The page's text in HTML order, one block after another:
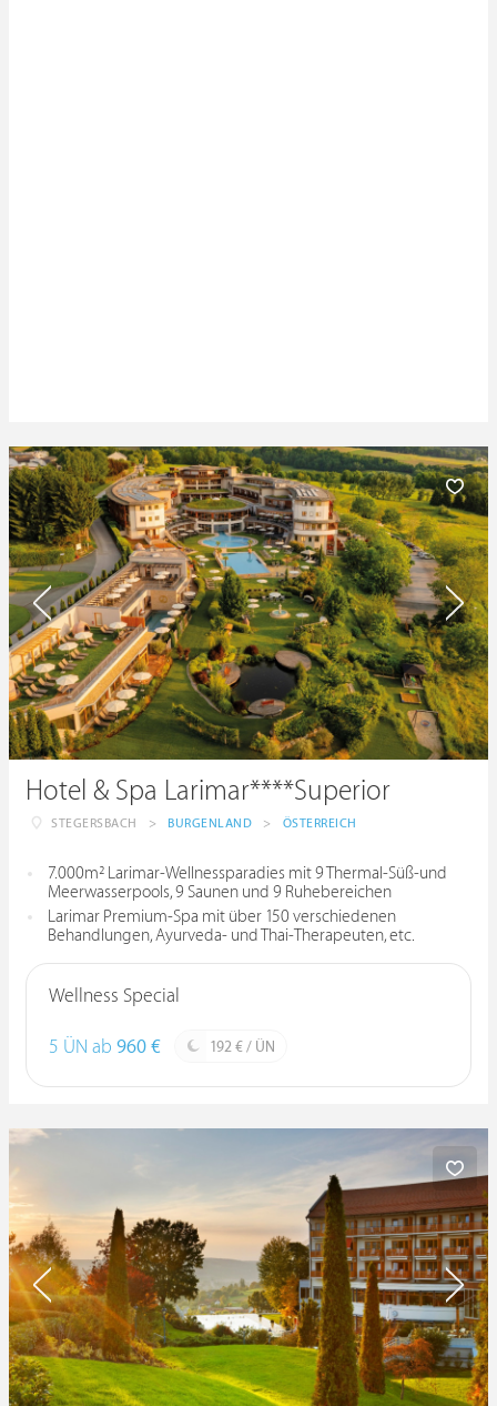
Hotel & Spa Larimar****Superior
STEGERSBACH > BURGENLAND > ÖSTERREICH
7.000m² Larimar-Wellnessparadies mit 9 Thermal-Süß-und
Meerwasserpools, 9 Saunen und 9 Ruhebereichen
Larimar Premium-Spa mit über 150 verschiedenen
Behandlungen, Ayurveda- und Thai-Therapeuten, etc.
Wellness Special
5 ÜN ab 960 € 192 € / ÜN